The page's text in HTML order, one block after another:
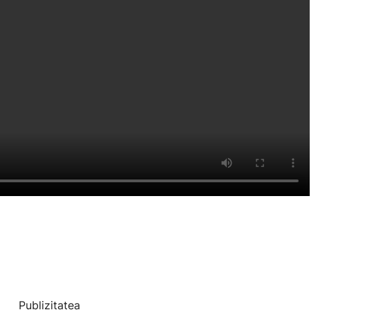
Publizitatea